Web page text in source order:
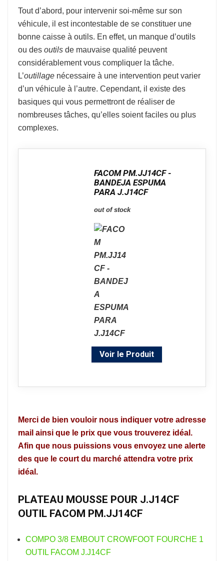
Tout d’abord, pour intervenir soi-même sur son
véhicule, il est incontestable de se constituer une
bonne caisse à outils. En effet, un manque d’outils
ou des outils de mauvaise qualité peuvent
considérablement vous compliquer la tâche.
L’outillage nécessaire à une intervention peut varier
d’un véhicule à l’autre. Cependant, il existe des
basiques qui vous permettront de réaliser de
nombreuses tâches, qu’elles soient faciles ou plus
complexes.
FACOM PM.JJ14CF -
BANDEJA ESPUMA
PARA J.J14CF
out of stock
Voir le Produit
Merci de bien vouloir nous indiquer votre adresse
mail ainsi que le prix que vous trouverez idéal.
Afin que nous puissions vous envoyez une alerte
des que le court du marché attendra votre prix
idéal.
PLATEAU MOUSSE POUR J.J14CF
OUTIL FACOM PM.JJ14CF
COMPO 3/8 EMBOUT CROWFOOT FOURCHE 1
OUTIL FACOM J.J14CF